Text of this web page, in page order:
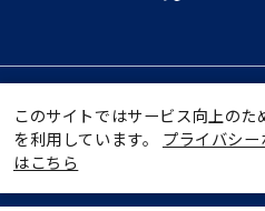
このサイトではサービス向上のた
を利用しています。 プライバシー
はこちら